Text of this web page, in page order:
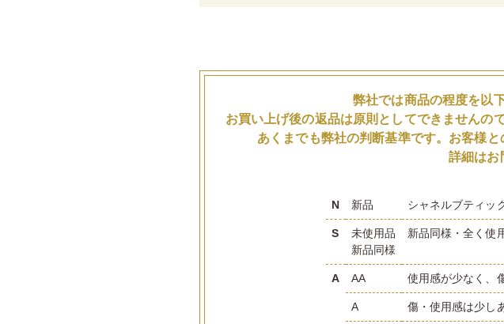
弊社では商品の程度を以
お買い上げ後の返品は原則としてできませんの
あくまでも弊社の判断基準です。お客様
詳細はお
N 新品 シャネルブティッ
S
未使用品
新品同様
新品同様・全く使
A AA 使用感が少なく、
A 傷・使用感は少し